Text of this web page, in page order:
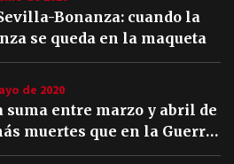
Bonanza: cuando la
se queda en la maqueta
de 2020
suma entre marzo y abril de
muertes que en la Guerra